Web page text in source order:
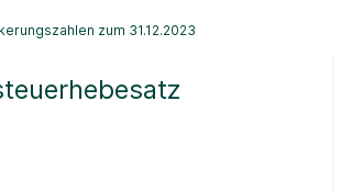
zum 31.12.2023